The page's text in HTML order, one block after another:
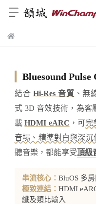
Bluesound Pulse
結合Hi-Res 音質 、無
式 3D 音效技術，為
載HDMI eARC ，可完
音場、精準對白與深沉
聽音樂，都能享受頂級
串流核心： BluOS 多
極致連結： HDMI
纖及類比輸入